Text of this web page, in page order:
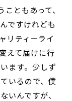
ともあって、
ですけれども
リティーライ
えて届けに行
ます。少しず
いるので、僕
いんですが、